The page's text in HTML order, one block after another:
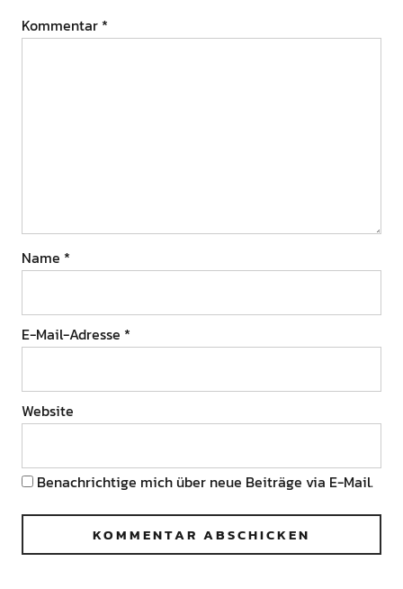
Kommentar *
Name *
E-Mail-Adresse *
Website
Benachrichtige mich über neue Beiträge via E-Mail.